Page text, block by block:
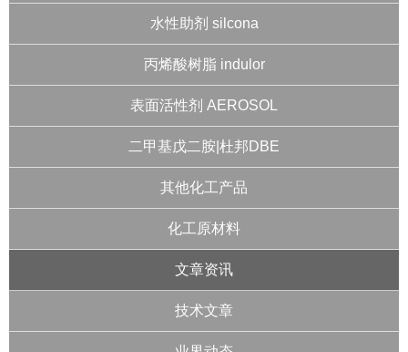
水性助剂 silcona
丙烯酸树脂 indulor
表面活性剂 AEROSOL
二甲基戊二胺|杜邦DBE
其他化工产品
化工原材料
文章资讯
技术文章